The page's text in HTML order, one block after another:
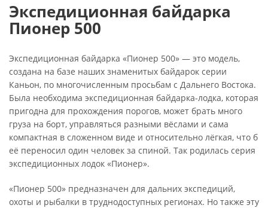
Экспедиционная байдарка
Пионер 500
Экспедиционная байдарка «Пионер 500» — это модель,
создана на базе наших знаменитых байдарок серии
Каньон, по многочисленным просьбам с Дальнего Востока.
Была необходима экспедиционная байдарка-лодка, которая
пригодна для прохождения порогов, может брать много
груза на борт, управляться разными вёслами и сама
компактная в сложенном виде и относительно лёгкая, что б
её переносил один человек за спиной. Так родилась серия
экспедиционных лодок «Пионер».
«Пионер 500» предназначен для дальних экспедиций,
охоты и рыбалки в труднодоступных регионах. Но также эту